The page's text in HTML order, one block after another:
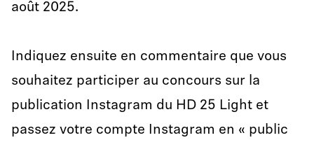
août 2025.
Indiquez ensuite en commentaire que vous
souhaitez participer au concours sur la
publication Instagram du HD 25 Light et
passez votre compte Instagram en « public